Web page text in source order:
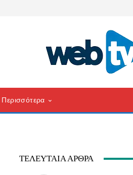
Περισσότερα
ΤΕΛΕΥΤΑΊΑ ΆΡΘΡΑ